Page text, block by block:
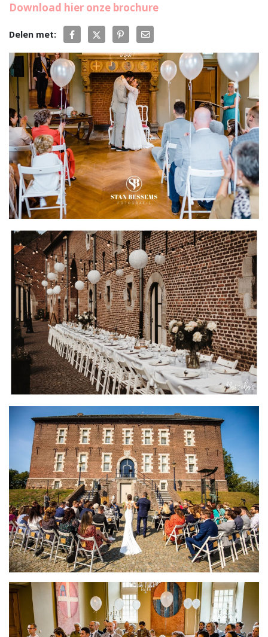
Download hier onze brochure
Delen met: